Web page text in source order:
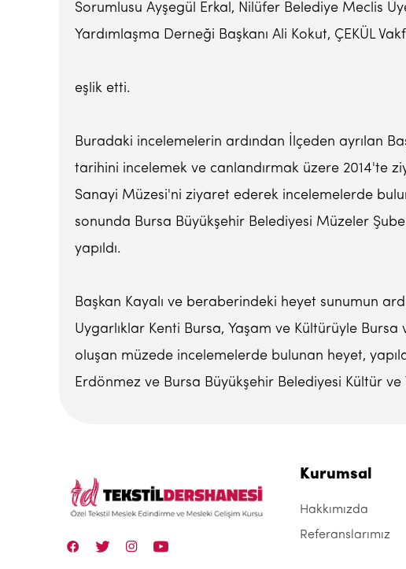
Sorumlusu Ayşegül Erkal, Nilüfer Belediye Meclis
Yardımlaşma Derneği Başkanı Ali Kokut, ÇEKÜL
eşlik etti.
Buradaki incelemelerin ardından İlçeden ayrılan
tarihini incelemek ve canlandırmak üzere 2014'te
Sanayi Müzesi'ni ziyaret ederek incelemelerde
sonunda Bursa Büyükşehir Belediyesi Müzeler
yapıldı.
Başkan Kayalı ve beraberindeki heyet sunumun
Uygarlıklar Kenti Bursa, Yaşam ve Kültürüyle
oluşan müzede incelemelerde bulunan heyet,
Erdönmez ve Bursa Büyükşehir Belediyesi Kültür
Kurumsal
Hakkımızda
Referanslarımız